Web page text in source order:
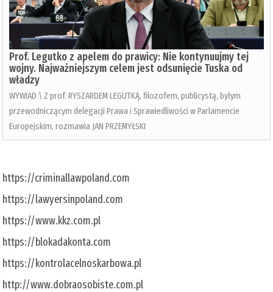
Prof. Legutko z apelem do prawicy: Nie kontynuujmy tej
wojny. Najważniejszym celem jest odsunięcie Tuska od
władzy
WYWIAD \ Z prof. RYSZARDEM LEGUTKĄ, filozofem, publicystą, byłym
przewodniczącym delegacji Prawa i Sprawiedliwości w Parlamencie
Europejskim, rozmawia JAN PRZEMYŁSKI
https://criminallawpoland.com
https://lawyersinpoland.com
https://www.kkz.com.pl
https://blokadakonta.com
https://kontrolacelnoskarbowa.pl
http://www.dobraosobiste.com.pl